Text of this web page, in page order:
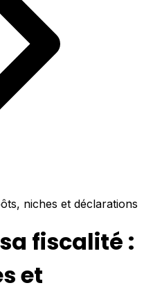
niches et déclarations
fiscalité :
et